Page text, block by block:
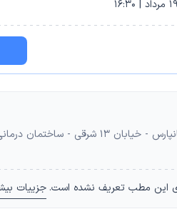
آدرس: اهواز - اهواز - کیانپارس -
این مطب تعریف نشده است. جزییات